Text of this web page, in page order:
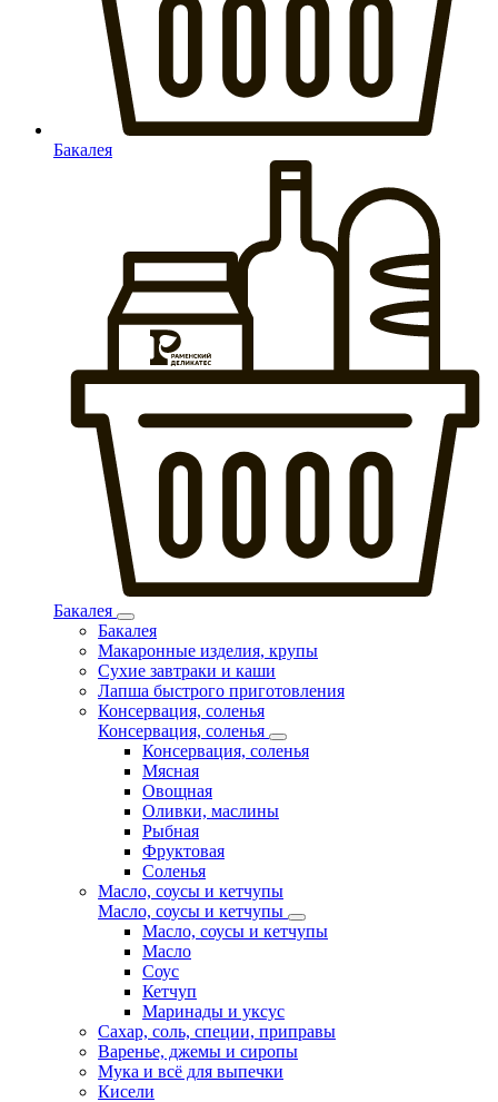
Бакалея
Бакалея
Бакалея
Макаронные изделия, крупы
Сухие завтраки и каши
Лапша быстрого приготовления
Консервация, соленья
Консервация, соленья
Консервация, соленья
Мясная
Овощная
Оливки, маслины
Рыбная
Фруктовая
Соленья
Масло, соусы и кетчупы
Масло, соусы и кетчупы
Масло, соусы и кетчупы
Масло
Соус
Кетчуп
Маринады и уксус
Сахар, соль, специи, приправы
Варенье, джемы и сиропы
Мука и всё для выпечки
Кисели